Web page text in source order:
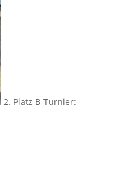
2. Platz B-Turnier: